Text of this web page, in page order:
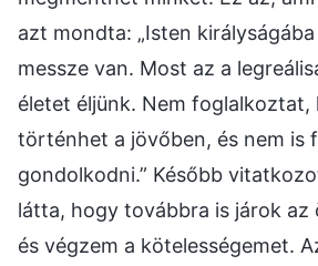
azt mondta: „Isten
messze van. Most az a
életet éljünk. Nem foglalkoztat,
történhet a jövőben, és nem is
gondolkodni.” Később
látta, hogy továbbra is járok az
és végzem a kötelességemet.